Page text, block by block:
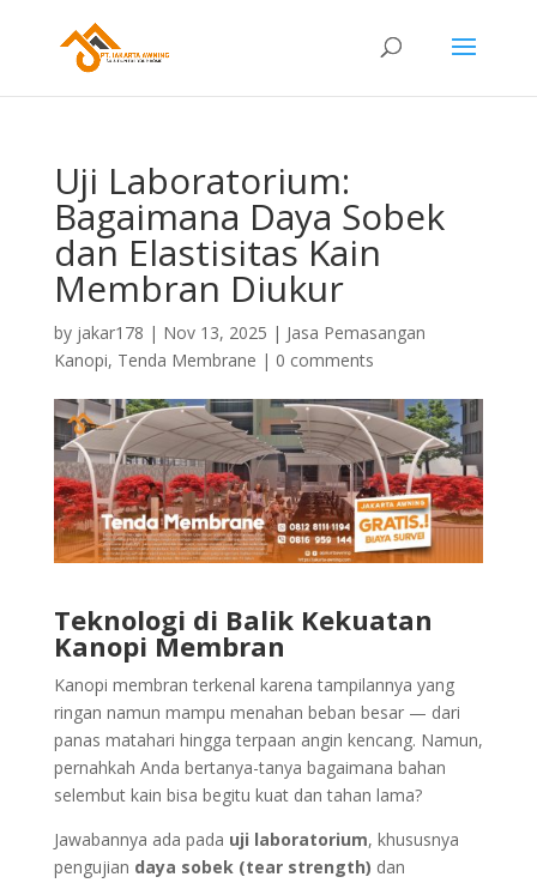
Uji Laboratorium:
Bagaimana Daya Sobek
dan Elastisitas Kain
Membran Diukur
by jakar178 | Nov 13, 2025 | Jasa Pemasangan
Kanopi, Tenda Membrane | 0 comments
Teknologi di Balik Kekuatan
Kanopi Membran
Kanopi membran terkenal karena tampilannya yang
ringan namun mampu menahan beban besar — dari
panas matahari hingga terpaan angin kencang. Namun,
pernahkah Anda bertanya-tanya bagaimana bahan
selembut kain bisa begitu kuat dan tahan lama?
Jawabannya ada pada uji laboratorium, khususnya
pengujian daya sobek (tear strength) dan